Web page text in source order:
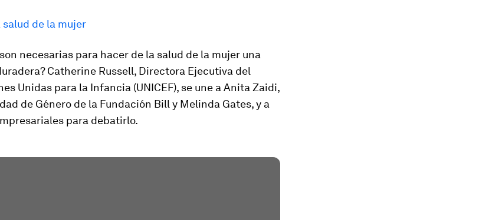
de la mujer
necesarias para hacer de la salud de la mujer una
Catherine Russell, Directora Ejecutiva del
Unidas para la Infancia (UNICEF), se une a Anita Zaidi,
de Género de la Fundación Bill y Melinda Gates, y a
para debatirlo.